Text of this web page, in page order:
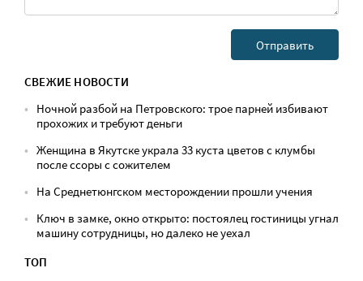
СВЕЖИЕ НОВОСТИ
Ночной разбой на Петровского: трое парней избивают
прохожих и требуют деньги
Женщина в Якутске украла 33 куста цветов с клумбы
после ссоры с сожителем
На Среднетюнгском месторождении прошли учения
Ключ в замке, окно открыто: постоялец гостиницы угнал
машину сотрудницы, но далеко не уехал
ТОП